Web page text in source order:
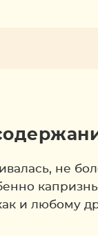
не
и любому